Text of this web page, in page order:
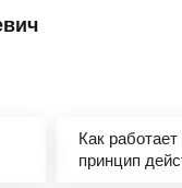
Как
принцип